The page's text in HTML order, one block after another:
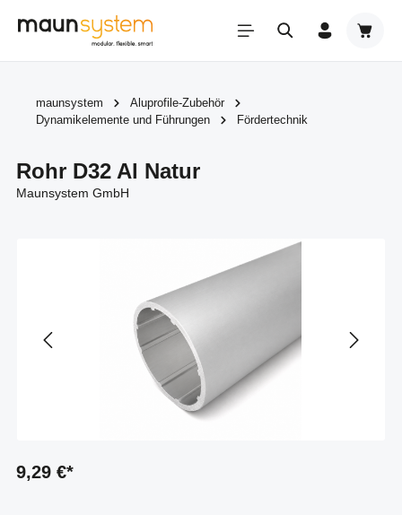
Zum Hauptinhalt springen
maunsystem
Aluprofile-Zubehör
Dynamikelemente und Führungen
Fördertechnik
Rohr D32 Al Natur
Maunsystem GmbH
9,29 €*